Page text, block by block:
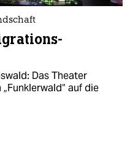
Das Theater
auf die